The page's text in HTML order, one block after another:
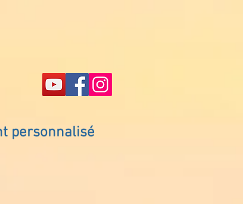
personnalisé